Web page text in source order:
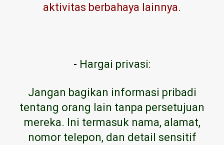
aktivitas berbahaya lainnya.
- Hargai privasi:
Jangan bagikan informasi pribadi
tentang orang lain tanpa persetujuan
mereka. Ini termasuk nama, alamat,
nomor telepon, dan detail sensitif